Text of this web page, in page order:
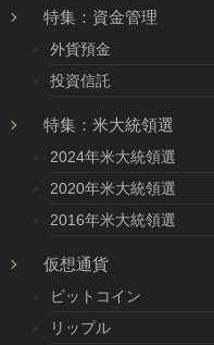
特集：資金管理
外貨預金
投資信託
特集：米大統領選
2024年米大統領選
2020年米大統領選
2016年米大統領選
仮想通貨
ビットコイン
リップル